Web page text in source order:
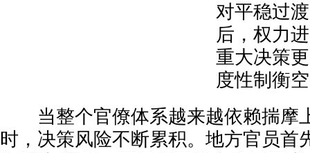
对平稳过
后，权力
重大决策
度性制衡
当整个官僚体系越来越依赖揣摩
时，决策风险不断累积。地方官员首